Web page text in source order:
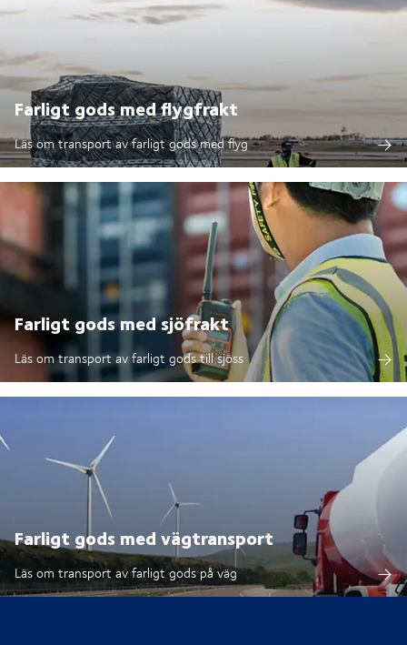
Farligt gods med flygfrakt
Läs om transport av farligt gods med flyg
Farligt gods med sjöfrakt
Läs om transport av farligt gods till sjöss
Farligt gods med vägtransport
Läs om transport av farligt gods på väg